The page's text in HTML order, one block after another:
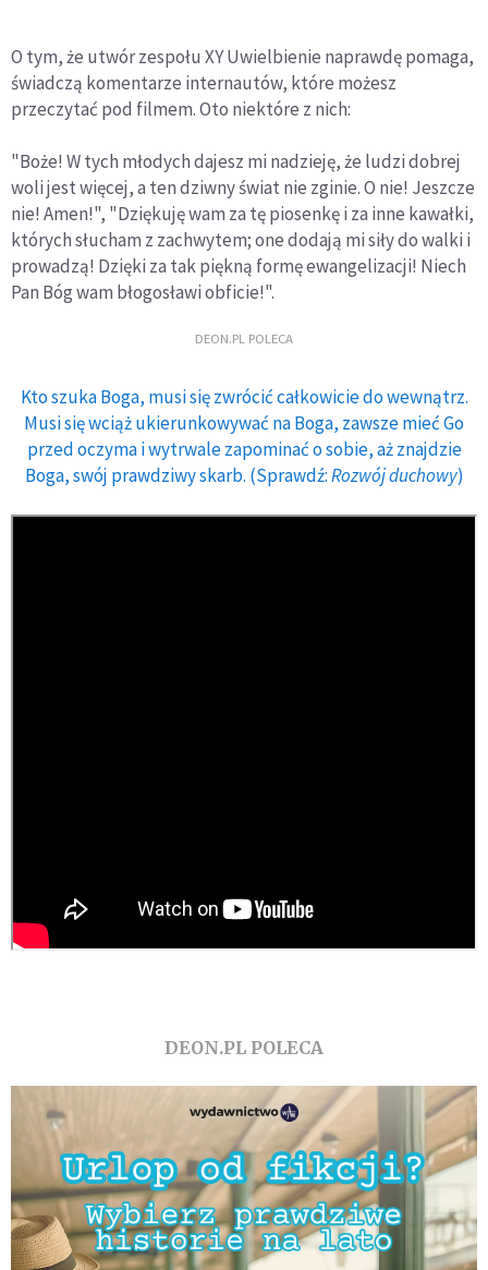
O tym, że utwór zespołu XY Uwielbienie naprawdę pomaga,
świadczą komentarze internautów, które możesz
przeczytać pod filmem. Oto niektóre z nich:
"Boże! W tych młodych dajesz mi nadzieję, że ludzi dobrej
woli jest więcej, a ten dziwny świat nie zginie. O nie! Jeszcze
nie! Amen!", "Dziękuję wam za tę piosenkę i za inne kawałki,
których słucham z zachwytem; one dodają mi siły do walki i
prowadzą! Dzięki za tak piękną formę ewangelizacji! Niech
Pan Bóg wam błogosławi obficie!".
DEON.PL POLECA
Kto szuka Boga, musi się zwrócić całkowicie do wewnątrz.
Musi się wciąż ukierunkowywać na Boga, zawsze mieć Go
przed oczyma i wytrwale zapominać o sobie, aż znajdzie
Boga, swój prawdziwy skarb. (Sprawdź:Rozwój duchowy)
DEON.PL POLECA